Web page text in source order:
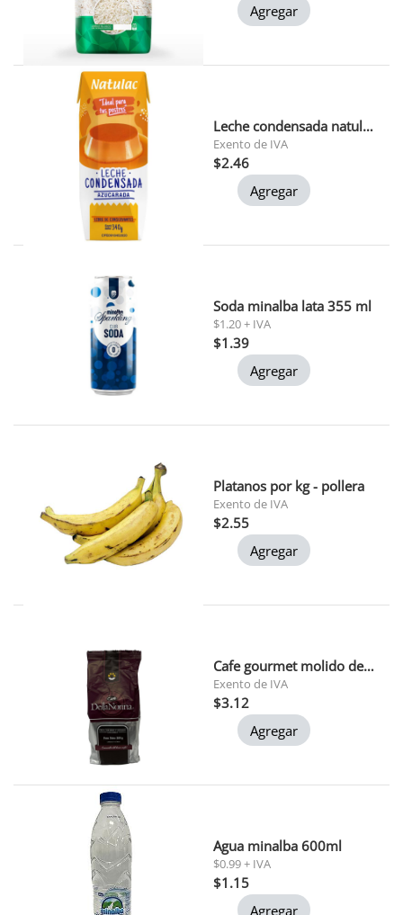
Agregar
Leche condensada natulac 340 gr
Exento de IVA
$2.46
Agregar
Soda minalba lata 355 ml
$1.20 + IVA
$1.39
Agregar
Platanos por kg - pollera
Exento de IVA
$2.55
Agregar
Cafe gourmet molido della nonna 200 gr
Exento de IVA
$3.12
Agregar
Agua minalba 600ml
$0.99 + IVA
$1.15
Agregar